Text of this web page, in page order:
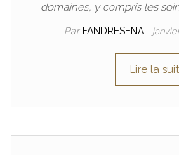
domaines, y compris les
Par FANDRESENA
Lire la